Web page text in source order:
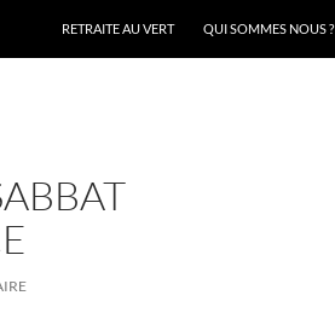
RETRAITE AU VERT QUI SOMMES NOUS ?